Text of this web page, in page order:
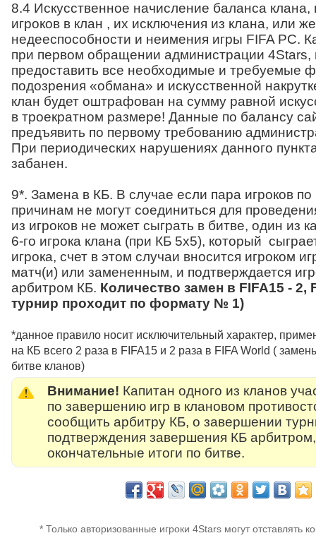
8.4 Искусственное начисление баланса
игроков в клан , их исключения из клана, или
недееспособности и неимения игры FIFA PC.
при первом обращении администрации 4Stars,
предоставить все необходимые и требуемые
подозрения «обмана» и искусственной
клан будет оштрафован на сумму равной
в троекратном размере! Данные по балансу
предъявить по первому требованию
При периодических нарушениях данного
забанен.
9*. Замена в КБ. В случае если пара игроков
причинам не могут соединиться для
из игроков не может сыграть в битве, один из
6-го игрока клана (при КБ 5х5), который
игрока, счет в этом случаи вносится игроком
матч(и) или замененным, и подтверждается
арбитром КБ. Количество замен в FIFA15 - 2,
турнир проходит по формату № 1)
*данное правило носит исключительный характер,
на КБ всего 2 раза в FIFA15 и 2 раза в FIFA World (
битве кланов)
Внимание! Капитан одного из кланов
по завершению игр в клановом
сообщить арбитру КБ, о завершении
подтверждения завершения КБ
окончательные итоги по битве.
* Только авторизованные игроки 4Stars могут отставлять